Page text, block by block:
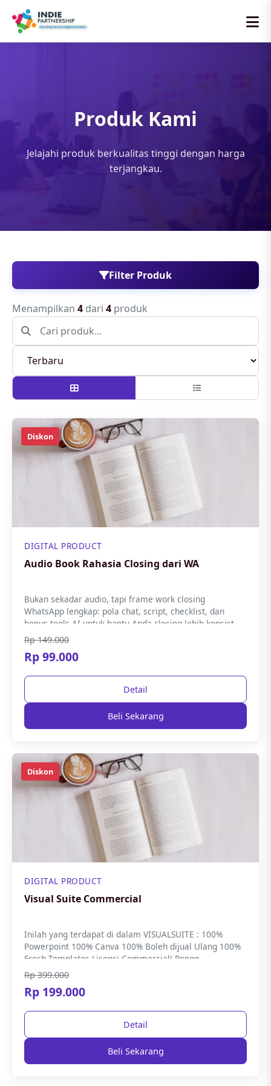
Produk Kami
Jelajahi produk berkualitas tinggi dengan harga
terjangkau.
Filter Produk
Menampilkan 4 dari 4 produk
Diskon
DIGITAL PRODUCT
Audio Book Rahasia Closing dari WA
Bukan sekadar audio, tapi frame work closing
WhatsApp lengkap: pola chat, script, checklist, dan
bonus tools AI untuk bantu Anda closing lebih konsist...
Rp 149.000
Rp 99.000
Detail
Beli Sekarang
Diskon
DIGITAL PRODUCT
Visual Suite Commercial
Inilah yang terdapat di dalam VISUALSUITE : 100%
Powerpoint 100% Canva 100% Boleh dijual Ulang 100%
Fresh Templates Lisensi Commercial( Pengg...
Rp 399.000
Rp 199.000
Detail
Beli Sekarang